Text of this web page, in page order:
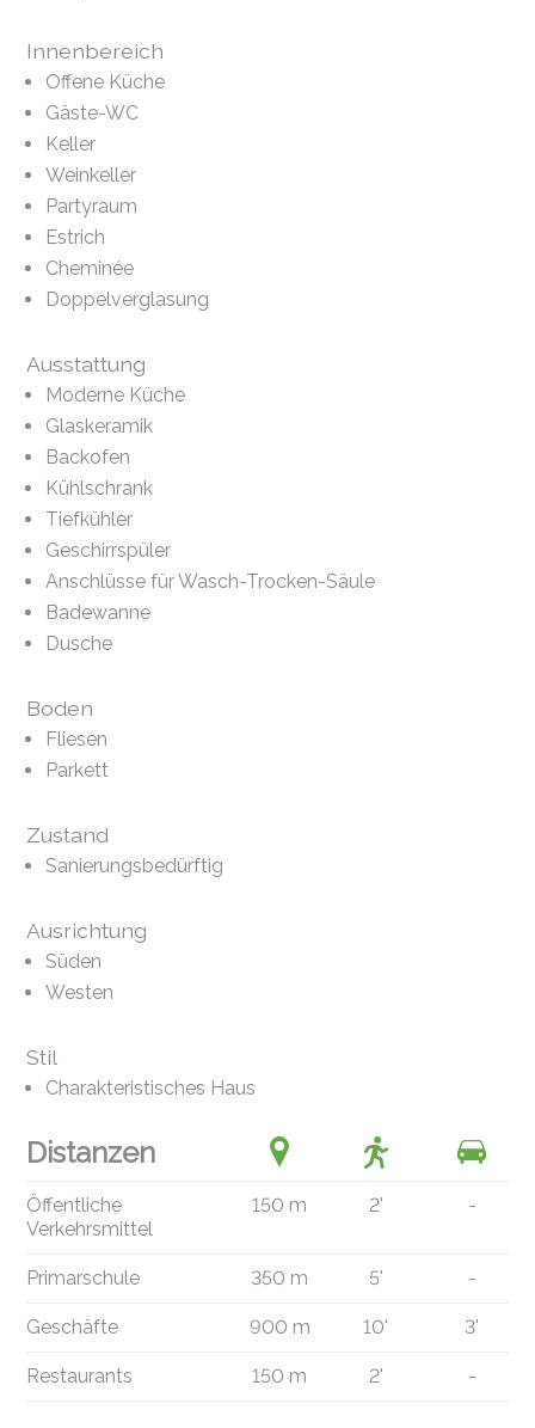
Innenbereich
Offene Küche
Gäste-WC
Keller
Weinkeller
Partyraum
Estrich
Cheminée
Doppelverglasung
Ausstattung
Moderne Küche
Glaskeramik
Backofen
Kühlschrank
Tiefkühler
Geschirrspüler
Anschlüsse für Wasch-Trocken-Säule
Badewanne
Dusche
Boden
Fliesen
Parkett
Zustand
Sanierungsbedürftig
Ausrichtung
Süden
Westen
Stil
Charakteristisches Haus
Distanzen
Öffentliche
Verkehrsmittel
150 m 2' -
Primarschule 350 m 5' -
Geschäfte 900 m 10' 3'
Restaurants 150 m 2' -